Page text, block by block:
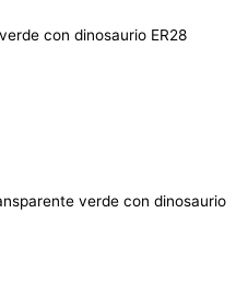
con dinosaurio ER28
verde con dinosaurio